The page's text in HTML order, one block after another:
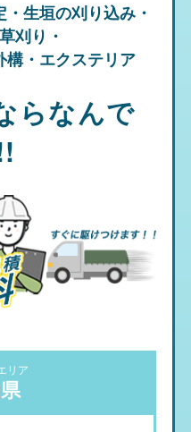
生垣の刈り込み・
刈り・
構・エクステリア
らなんで
リア